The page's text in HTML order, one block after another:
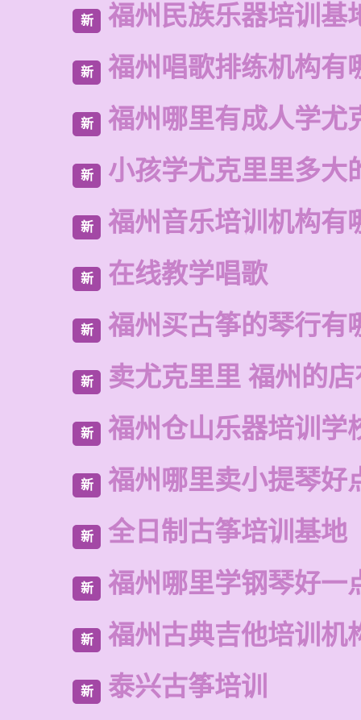
新 福州民族乐器培训基
新 福州唱歌排练机构有
新 福州哪里有成人学尤
新 小孩学尤克里里多大
新 福州音乐培训机构有
新 在线教学唱歌
新 福州买古筝的琴行有
新 卖尤克里里 福州的
新 福州仓山乐器培训学
新 福州哪里卖小提琴好
新 全日制古筝培训基地
新 福州哪里学钢琴好一
新 福州古典吉他培训机
新 泰兴古筝培训